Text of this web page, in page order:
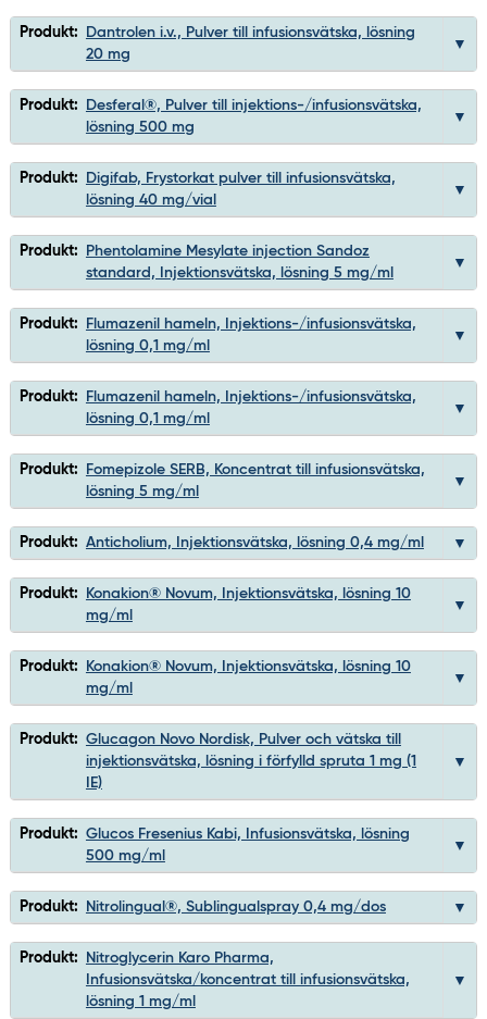
Produkt:
Dantrolen i.v., Pulver till infusionsvätska, lösning
20 mg
Produkt:
Desferal®, Pulver till injektions-/infusionsvätska,
lösning 500 mg
Produkt:
Digifab, Frystorkat pulver till infusionsvätska,
lösning 40 mg/vial
Produkt:
Phentolamine Mesylate injection Sandoz
standard, Injektionsvätska, lösning 5 mg/ml
Produkt:
Flumazenil hameln, Injektions-/infusionsvätska,
lösning 0,1 mg/ml
Produkt:
Flumazenil hameln, Injektions-/infusionsvätska,
lösning 0,1 mg/ml
Produkt:
Fomepizole SERB, Koncentrat till infusionsvätska,
lösning 5 mg/ml
Produkt: Anticholium, Injektionsvätska, lösning 0,4 mg/ml
Produkt:
Konakion® Novum, Injektionsvätska, lösning 10
mg/ml
Produkt:
Konakion® Novum, Injektionsvätska, lösning 10
mg/ml
Produkt: Glucagon Novo Nordisk, Pulver och vätska till
injektionsvätska, lösning i förfylld spruta 1 mg (1
IE)
Produkt: Glucos Fresenius Kabi, Infusionsvätska, lösning
500 mg/ml
Produkt: Nitrolingual®, Sublingualspray 0,4 mg/dos
Produkt:
Nitroglycerin Karo Pharma,
Infusionsvätska/koncentrat till infusionsvätska,
lösning 1 mg/ml